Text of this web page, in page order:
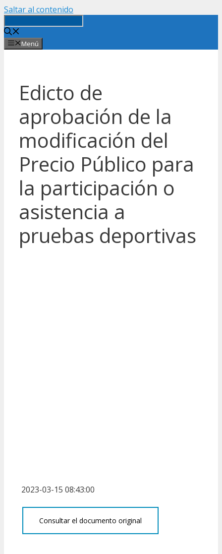
Saltar al contenido
Menú
Edicto de
aprobación de la
modificación del
Precio Público para
la participación o
asistencia a
pruebas deportivas
2023-03-15 08:43:00
Consultar el documento original